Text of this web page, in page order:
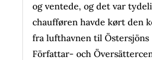
og ventede, og det var
chaufføren havde kørt den
fra lufthavnen til Östersjöns
Författar- och